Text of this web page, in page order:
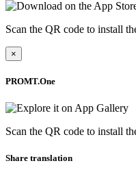
Scan the QR code to install
×
PROMT.One
Scan the QR code to install
Share translation